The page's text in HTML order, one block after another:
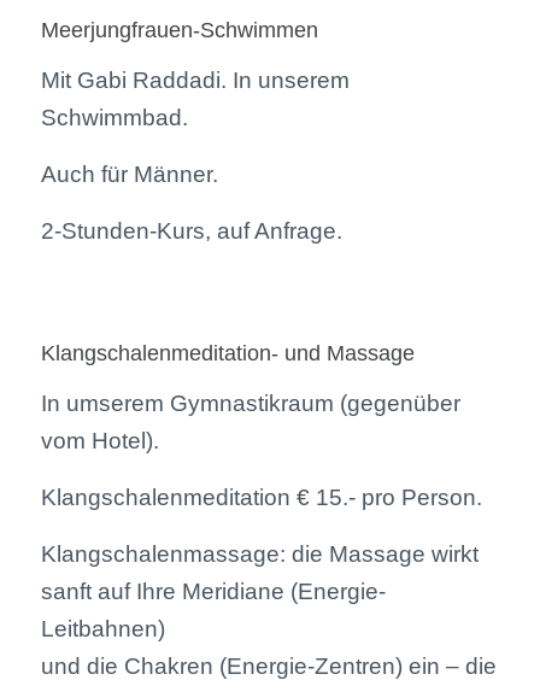
Meerjungfrauen-Schwimmen
Mit Gabi Raddadi. In unserem
Schwimmbad.
Auch für Männer.
2-Stunden-Kurs, auf Anfrage.
Klangschalenmeditation- und Massage
In umserem Gymnastikraum (gegenüber
vom Hotel).
Klangschalenmeditation € 15.- pro Person.
Klangschalenmassage: die Massage wirkt
sanft auf Ihre Meridiane (Energie-
Leitbahnen)
und die Chakren (Energie-Zentren) ein – die